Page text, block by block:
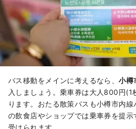
バス移動をメインに考えるなら、小樽
入しましょう。乗車券は大人800円(1
ります。おたる散策バスも小樽市内
の飲食店やショップでは乗車券を提
受けられます。